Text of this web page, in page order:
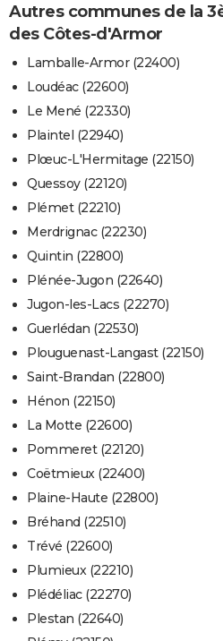
Autres communes de la
des Côtes-d'Armor
Lamballe-Armor (22400)
Loudéac (22600)
Le Mené (22330)
Plaintel (22940)
Plœuc-L'Hermitage (22150)
Quessoy (22120)
Plémet (22210)
Merdrignac (22230)
Quintin (22800)
Plénée-Jugon (22640)
Jugon-les-Lacs (22270)
Guerlédan (22530)
Plouguenast-Langast (22150)
Saint-Brandan (22800)
Hénon (22150)
La Motte (22600)
Pommeret (22120)
Coëtmieux (22400)
Plaine-Haute (22800)
Bréhand (22510)
Trévé (22600)
Plumieux (22210)
Plédéliac (22270)
Plestan (22640)